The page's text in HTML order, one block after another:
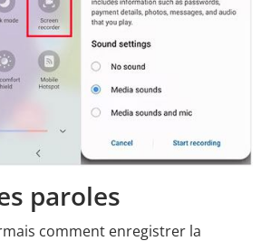
paroles
comment enregistrer la